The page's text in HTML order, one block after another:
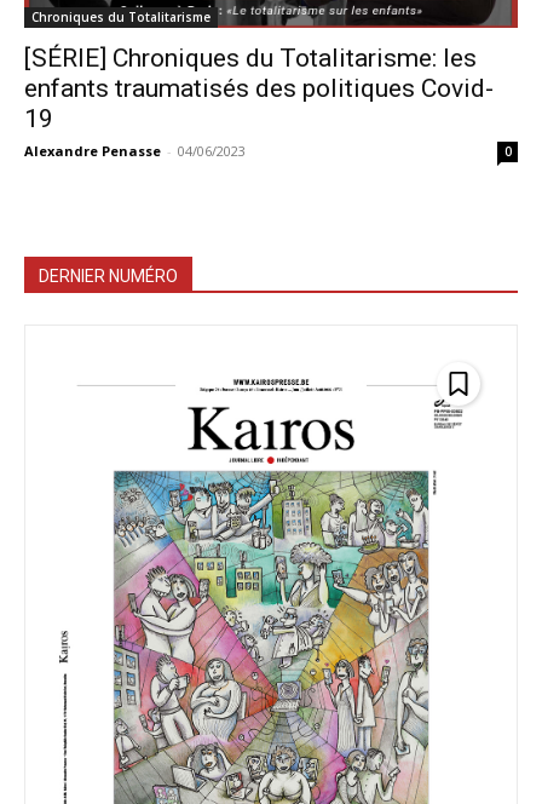
Chroniques du Totalitarisme
[SÉRIE] Chroniques du Totalitarisme: les
enfants traumatisés des politiques Covid-
19
Alexandre Penasse - 04/06/2023 0
DERNIER NUMÉRO